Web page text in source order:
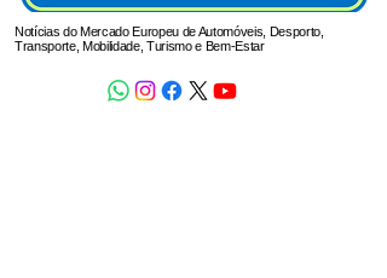
Notícias do Mercado Europeu de Automóveis, Desporto,
Transporte, Mobilidade, Turismo e Bem-Estar